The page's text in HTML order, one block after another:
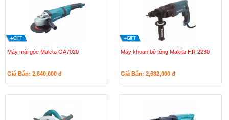
Máy mài góc Makita GA7020
Giá Bán: 2,640,000 đ
Máy khoan bê tông Makita HR 2230
Giá Bán: 2,682,000 đ